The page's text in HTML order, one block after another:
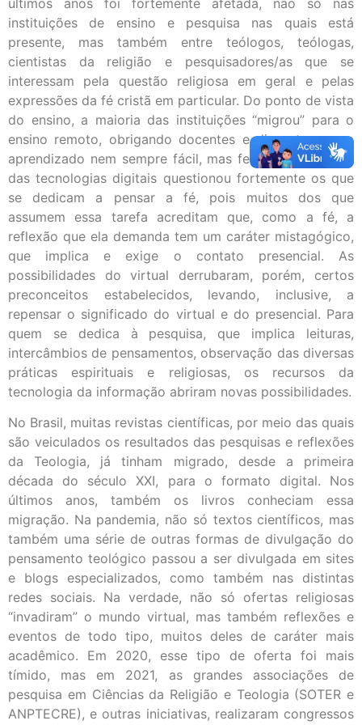
instituições de ensino e pesquisa nas quais está
presente, mas também entre teólogos, teólogas,
cientistas da religião e pesquisadores/as que se
interessam pela questão religiosa em geral e pelas
expressões da fé cristã em particular. Do ponto de vista
do ensino, a maioria das instituições “migrou” para o
ensino remoto, obrigando docentes e discentes a um
aprendizado nem sempre fácil, mas fecundo. O mundo
das tecnologias digitais questionou fortemente os que
se dedicam a pensar a fé, pois muitos dos que
assumem essa tarefa acreditam que, como a fé, a
reflexão que ela demanda tem um caráter mistagógico,
que implica e exige o contato presencial. As
possibilidades do virtual derrubaram, porém, certos
preconceitos estabelecidos, levando, inclusive, a
repensar o significado do virtual e do presencial. Para
quem se dedica à pesquisa, que implica leituras,
intercâmbios de pensamentos, observação das diversas
práticas espirituais e religiosas, os recursos da
tecnologia da informação abriram novas possibilidades.
No Brasil, muitas revistas científicas, por meio das quais
são veiculados os resultados das pesquisas e reflexões
da Teologia, já tinham migrado, desde a primeira
década do século XXI, para o formato digital. Nos
últimos anos, também os livros conheciam essa
migração. Na pandemia, não só textos científicos, mas
também uma série de outras formas de divulgação do
pensamento teológico passou a ser divulgada em sites
e blogs especializados, como também nas distintas
redes sociais. Na verdade, não só ofertas religiosas
“invadiram” o mundo virtual, mas também reflexões e
eventos de todo tipo, muitos deles de caráter mais
acadêmico. Em 2020, esse tipo de oferta foi mais
tímido, mas em 2021, as grandes associações de
pesquisa em Ciências da Religião e Teologia (SOTER e
ANPTECRE), e outras iniciativas, realizaram congressos